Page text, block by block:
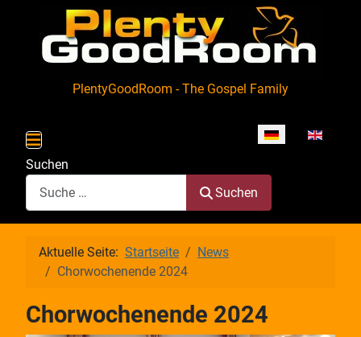
PlentyGoodRoom - The Gospel Family
Sprache
Suchen
Suchen
Aktuelle Seite: Startseite
News
Chorwochenende 2024
Chorwochenende 2024